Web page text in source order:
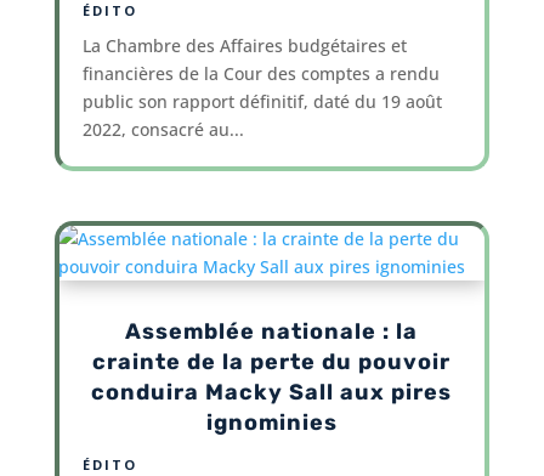
ÉDITO
La Chambre des Affaires budgétaires et
financières de la Cour des comptes a rendu
public son rapport définitif, daté du 19 août
2022, consacré au...
Assemblée nationale : la
crainte de la perte du pouvoir
conduira Macky Sall aux pires
ignominies
ÉDITO